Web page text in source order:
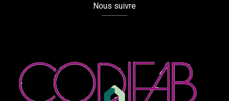
Nous suivre